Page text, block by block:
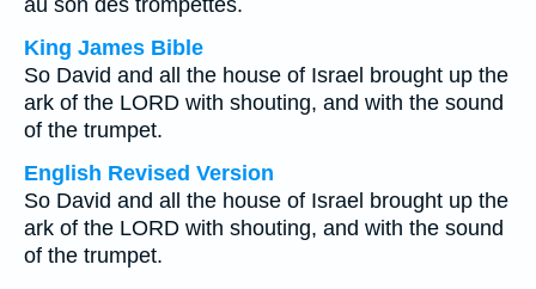
au son des trompettes.
King James Bible
So David and all the house of Israel brought up the
ark of the LORD with shouting, and with the sound
of the trumpet.
English Revised Version
So David and all the house of Israel brought up the
ark of the LORD with shouting, and with the sound
of the trumpet.